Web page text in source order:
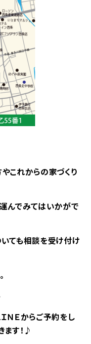
これからの家づくり
んでみてはいかがで
ても相談を受け付け
ＮＥからご予約をし
ます！♪